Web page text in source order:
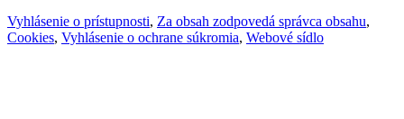
Vyhlásenie o prístupnosti, Za obsah zodpovedá správca obsahu,
Cookies, Vyhlásenie o ochrane súkromia, Webové sídlo